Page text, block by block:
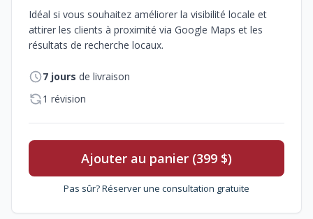
Idéal si vous souhaitez améliorer la visibilité locale et
attirer les clients à proximité via Google Maps et les
résultats de recherche locaux.
7 jours de livraison
1 révision
Ajouter au panier (399 $)
Pas sûr? Réserver une consultation gratuite